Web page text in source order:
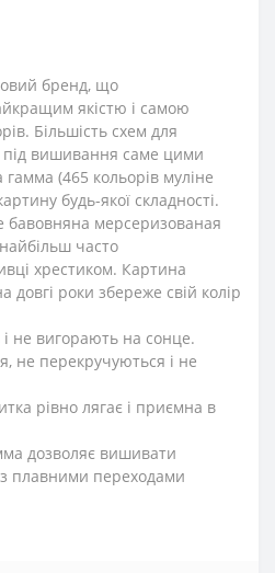
бренд, що
якістю і самою
Більшість схем для
вишивання саме цими
(465 кольорів муліне
будь-якої складності.
бавовняна мерсеризованая
часто
хрестиком. Картина
роки збереже свій колір
не вигорають на сонце.
не перекручуються і не
рівно лягає і приємна в
дозволяє вишивати
плавними переходами